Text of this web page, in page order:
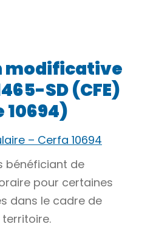
modificative
SD (CFE)
– Cerfa 10694
bénéficiant de
pour certaines
dans le cadre de